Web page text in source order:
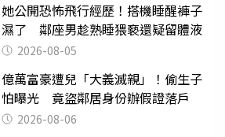
她公開恐怖飛行經歷！搭機睡醒褲子
濕了 鄰座男趁熟睡猥褻還疑留體液
2026-08-05
億萬富豪遭兒「大義滅親」！偷生子
怕曝光 竟盜鄰居身份辦假證落戶
2026-08-06